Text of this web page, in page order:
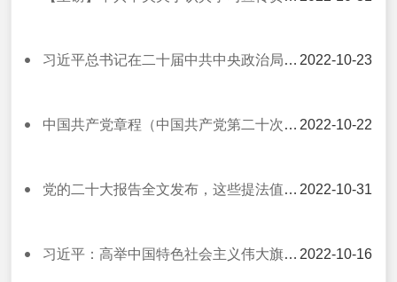
2022-10-23
习近平总书记在二十届中共中央政治局常委同中外记者见面时的讲话（现场实录）
2022-10-22
中国共产党章程（中国共产党第二十次全国代表大会部分修改，2022年10月22日通过）
2022-10-31
党的二十大报告全文发布，这些提法值得关注！
2022-10-16
习近平：高举中国特色社会主义伟大旗帜 为全面建设社会主义现代化国家而团结奋斗——在中国共产党第二十次全国代表大会上的报告